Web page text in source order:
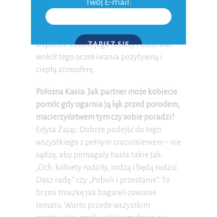
nawet te, które nie do końca poważnie
pokazują rolę taty (np.
wspólnie śledzić jego rozwój i budować
wokół tego oczekiwania pozytywną i
ciepłą atmosferę.
Położna Kasia: Jak partner może kobiecie
pomóc gdy ogarnia ją lęk przed porodem,
macierzyństwem tym czy sobie poradzi?
Edyta Zając: Dobrze podejść do tego
wszystkiego z pełnym zrozumieniem – nie
sądzę, aby pomagały hasła takie jak:
„Och, kobiety rodziły, rodzą i będą rodzić.
Dasz radę.” czy „Poboli i przestanie”. To
brzmi troszkę jak bagatelizowanie
tematu. Warto przede wszystkim
ZAPISZ SIĘ
P.S. W każdej chwili możesz wypisać się z kursu.